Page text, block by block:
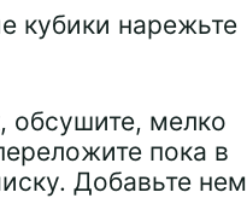
кубики нарежьте
обсушите, мелко
пока в
Добавьте